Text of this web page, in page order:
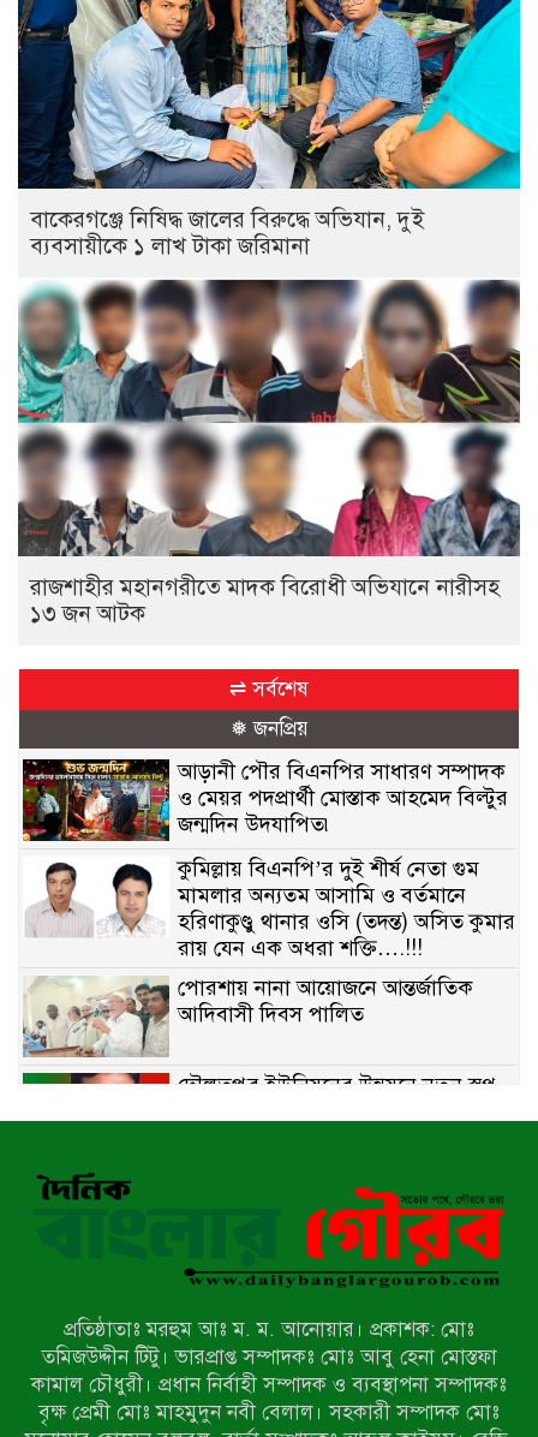
বাকেরগঞ্জে নিষিদ্ধ জালের বিরুদ্ধে অভিযান, দুই
ব্যবসায়ীকে ১ লাখ টাকা জরিমানা
রাজশাহীর মহানগরীতে মাদক বিরোধী অভিযানে নারীসহ
১৩ জন আটক
⇌ সর্বশেষ
❅ জনপ্রিয়
আড়ানী পৌর বিএনপির সাধারণ সম্পাদক
ও মেয়র পদপ্রার্থী মোস্তাক আহমেদ বিল্টুর
জন্মদিন উদযাপিত৷
কুমিল্লায় বিএনপি’র দুই শীর্ষ নেতা গুম
মামলার অন্যতম আসামি ও বর্তমানে
হরিণাকুণ্ডু থানার ওসি (তদন্ত) অসিত কুমার
রায় যেন এক অধরা শক্তি….!!!
পোরশায় নানা আয়োজনে আন্তর্জাতিক
আদিবাসী দিবস পালিত
দৌলতপুর ইউনিয়নের উন্নয়নে নতুন স্বপ্ন
বাকেরগঞ্জে নিষিদ্ধ জালের বিরুদ্ধে
অভিযান, দুই ব্যবসায়ীকে ১ লাখ টাকা
রাজশাহীর মহানগরীতে মাদক বিরোধী
আদমদীঘিতে শুমারি স্বেচ্ছাসেবী নিয়োগে
যোগ্যতার ভিত্তিতে তালিকা প্রকাশ;
নির্বাচিতদের আ.লীগ ট্যাগে প্রচারণা
প্রতিষ্ঠাতাঃ মরহুম আঃ ম. ম. আনোয়ার। প্রকাশক: মোঃ
তমিজউদ্দীন টিটু। ভারপ্রাপ্ত সম্পাদকঃ মোঃ আবু হেনা মোস্তফা
কামাল চৌধুরী। প্রধান নির্বাহী সম্পাদক ও ব্যবস্থাপনা সম্পাদকঃ
বৃক্ষ প্রেমী মোঃ মাহমুদুন নবী বেলাল। সহকারী সম্পাদক মোঃ